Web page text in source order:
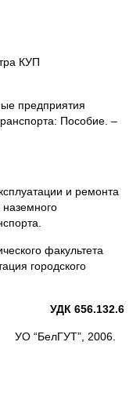
КУП
предприятия
Пособие. –
и ремонта
наземного
факультета
городского
УДК 656.132.6
2006.